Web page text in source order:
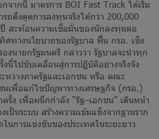
จากนี้ มาตรการ BOI Fast Track ได้เริ่ม
รถดึงดูดการลงทุนจริงได้กว่า 200,000
สะท้อนความเชื่อมั่นของนักลงทุนต่อ
ทางนโยบายของรัฐบาล ฟื้น กรอ. เชิง
งนายกรัฐมนตรี กล่าวว่า รัฐบาลจะนำทุก
นี้ไปขับเคลื่อนสู่การปฏิบัติอย่างจริงจัง
หว่างภาครัฐและเอกชน หรีอ คณะ
ชนเพื่อแก้ไขปัญหาทางเศรษฐกิจ (กรอ.)
ง เพื่อผนึกกำลัง “รัฐ–เอกชน” เดินหน้า
ป็นระบบ สร้างความเข้มแข็งจากฐานราก
นการแข่งขันของประเทศในระยะยาว